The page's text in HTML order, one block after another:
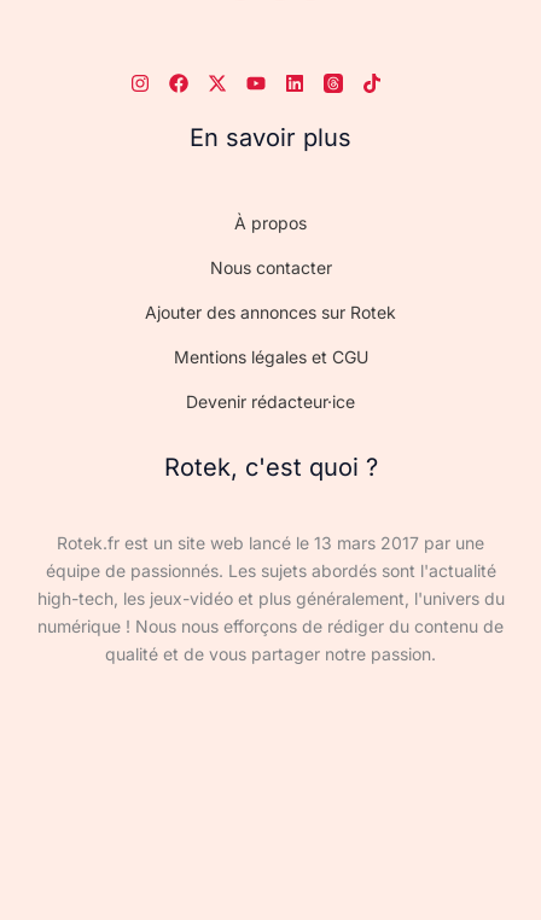
En savoir plus
À propos
Nous contacter
Ajouter des annonces sur Rotek
Mentions légales et CGU
Devenir rédacteur·ice
Rotek, c'est quoi ?
Rotek.fr est un site web lancé le 13 mars 2017 par une
équipe de passionnés. Les sujets abordés sont l'actualité
high-tech, les jeux-vidéo et plus généralement, l'univers du
numérique ! Nous nous efforçons de rédiger du contenu de
qualité et de vous partager notre passion.